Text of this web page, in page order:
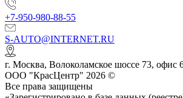
+7-950-980-88-55
S-AUTO@INTERNET.RU
г. Москва, Волоколамское шоссе 73, офис
ООО "КрасЦентр" 2026 ©
Все права защищены